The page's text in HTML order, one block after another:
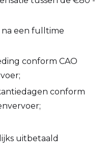
een fulltime
conform CAO
conform
uitbetaald